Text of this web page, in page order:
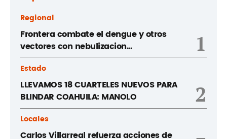
Regional
Frontera combate el dengue y otros
vectores con nebulizacion...
1
Estado
LLEVAMOS 18 CUARTELES NUEVOS PARA
BLINDAR COAHUILA: MANOLO
2
Locales
Carlos Villarreal refuerza acciones de